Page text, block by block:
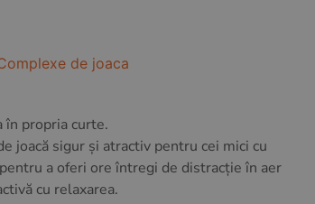
de joaca
în propria curte.
joacă sigur și atractiv pentru cei mici cu
a oferi ore întregi de distracție în aer
cu relaxarea.